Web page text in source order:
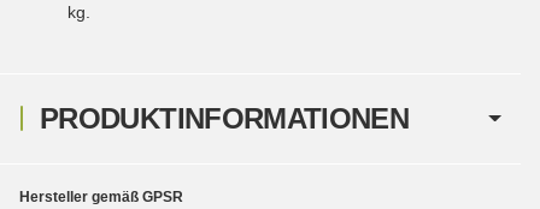
PRODUKTINFORMATIONEN
kg.
Hersteller gemäß GPSR